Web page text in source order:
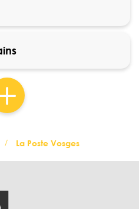
La Poste Vosges